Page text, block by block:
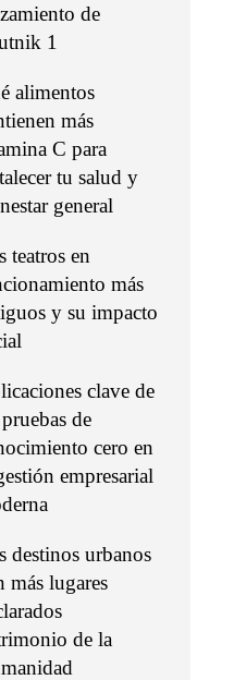
de
1
alimentos
más
C para
tu salud y
general
teatros en
más
y su impacto
clave de
de
cero en
empresarial
destinos urbanos
más lugares
de la